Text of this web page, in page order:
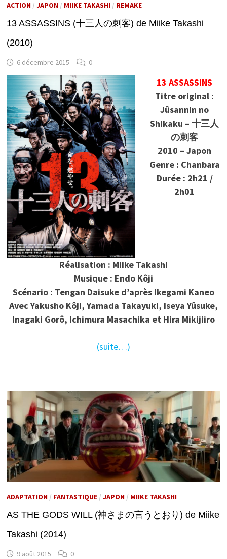
ACTION/ JAPON/ MIIKE TAKASHI/ REMAKE
13 ASSASSINS (十三人の刺客) de Miike Takashi
(2010)
6 décembre 2015 0
13 ASSASSINS
Titre original :
Jûsannin no
Shikaku – 十三人
の刺客
2010 – Japon
Genre : Chanbara
Durée : 2h21 /
2h01
Réalisation : Miike Takashi
Musique : Endo Kôji
Scénario : Tengan Daisuke d’après Ikegami Kaneo
Avec Yakusho Kôji, Yamada Takayuki, Iseya Yûsuke,
Inagaki Gorô, Ichimura Masachika et Hira Mikijiiro
(suite…)
ADAPTATION/ FANTASTIQUE/ JAPON/ MIIKE TAKASHI
AS THE GODS WILL (神さまの言うとおり) de Miike
Takashi (2014)
9 août 2015 0